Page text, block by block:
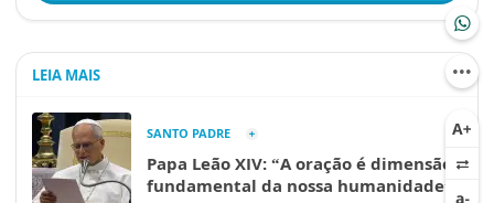
LEIA MAIS
SANTO PADRE
Papa Leão XIV: “A oração é dimensão
fundamental da nossa humanidade”